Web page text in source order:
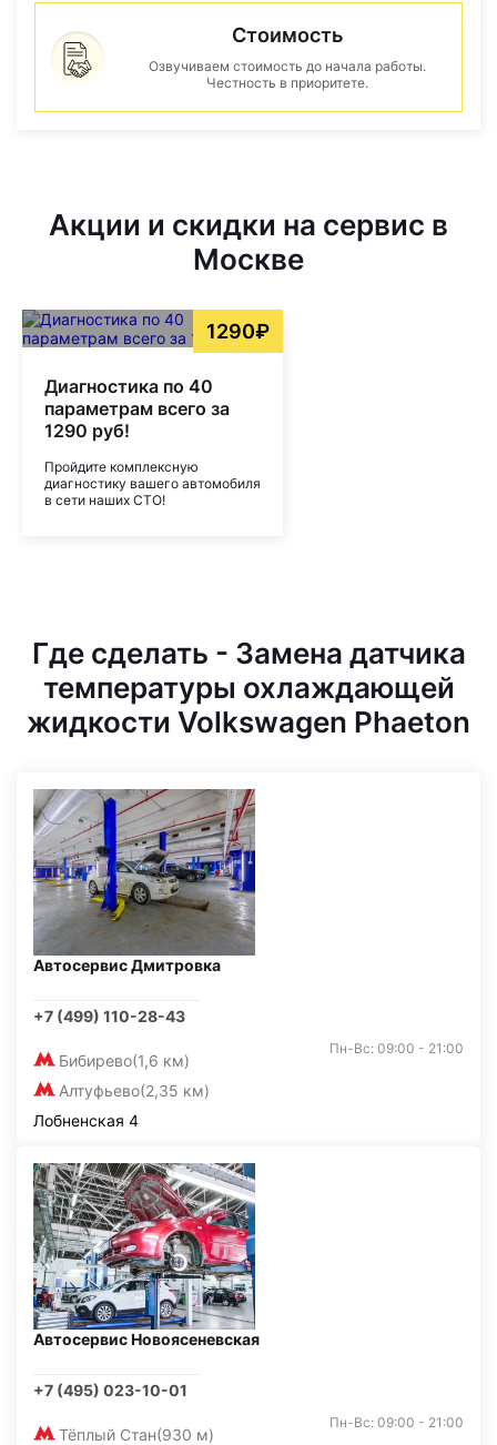
Стоимость
Озвучиваем стоимость до начала работы.
Честность в приоритете.
Акции и скидки на сервис в
Москве
1290₽
Диагностика по 40
параметрам всего за
1290 руб!
Пройдите комплексную
диагностику вашего автомобиля
в сети наших СТО!
Где сделать - Замена датчика
температуры охлаждающей
жидкости Volkswagen Phaeton
Автосервис Дмитровка
+7 (499) 110-28-43
Бибирево(1,6 км)
Алтуфьево(2,35 км)
Пн-Вс: 09:00 - 21:00
Лобненская 4
Автосервис Новоясеневская
+7 (495) 023-10-01
Тёплый Стан(930 м)
Пн-Вс: 09:00 - 21:00